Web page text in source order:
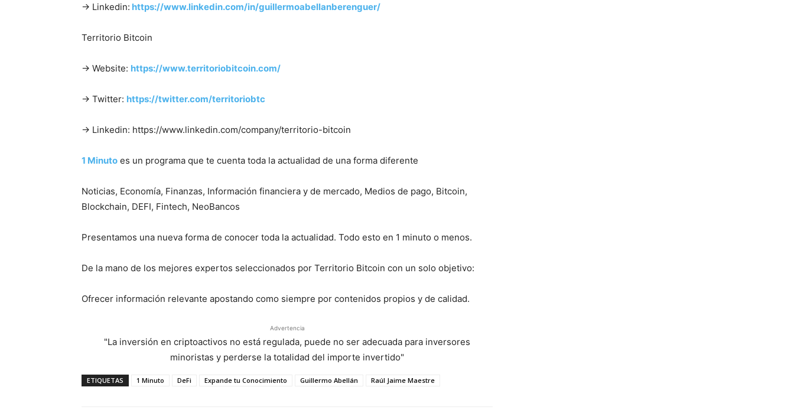
→ Linkedin: https://www.linkedin.com/in/guillermoabellanberenguer/
Territorio Bitcoin
→ Website: https://www.territoriobitcoin.com/​
→ Twitter: https://twitter.com/territoriobtc​
→ Linkedin: https://www.linkedin.com/company/territorio-bitcoin
1 Minuto es un programa que te cuenta toda la actualidad de una forma diferente
Noticias, Economía, Finanzas, Información financiera y de mercado, Medios de pago, Bitcoin,
Blockchain, DEFI, Fintech, NeoBancos
Presentamos una nueva forma de conocer toda la actualidad. Todo esto en 1 minuto o menos.
De la mano de los mejores expertos seleccionados por Territorio Bitcoin con un solo objetivo:
Ofrecer información relevante apostando como siempre por contenidos propios y de calidad.
Advertencia
"La inversión en criptoactivos no está regulada, puede no ser adecuada para inversores
minoristas y perderse la totalidad del importe invertido"
ETIQUETAS 1 Minuto DeFi Expande tu Conocimiento Guillermo Abellán Raúl Jaime Maestre